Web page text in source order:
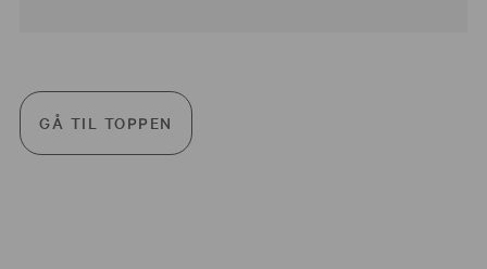
GÅ TIL TOPPEN